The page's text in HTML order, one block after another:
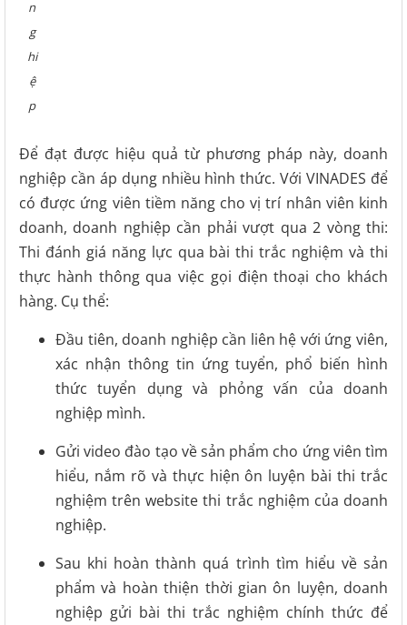
n
g
hi
ệ
p
Để đạt được hiệu quả từ phương pháp này, doanh
nghiệp cần áp dụng nhiều hình thức. Với VINADES để
có được ứng viên tiềm năng cho vị trí nhân viên kinh
doanh, doanh nghiệp cần phải vượt qua 2 vòng thi:
Thi đánh giá năng lực qua bài thi trắc nghiệm và thi
thực hành thông qua việc gọi điện thoại cho khách
hàng. Cụ thể:
Đầu tiên, doanh nghiệp cần liên hệ với ứng viên,
xác nhận thông tin ứng tuyển, phổ biến hình
thức tuyển dụng và phỏng vấn của doanh
nghiệp mình.
Gửi video đào tạo về sản phẩm cho ứng viên tìm
hiểu, nắm rõ và thực hiện ôn luyện bài thi trắc
nghiệm trên website thi trắc nghiệm của doanh
nghiệp.
Sau khi hoàn thành quá trình tìm hiểu về sản
phẩm và hoàn thiện thời gian ôn luyện, doanh
nghiệp gửi bài thi trắc nghiệm chính thức để